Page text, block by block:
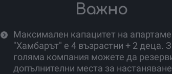
Важно
Максимален капацитет на
"Хамбарът" е 4 възрастни + 2 деца.
голяма компания можете да
допълнителни места за